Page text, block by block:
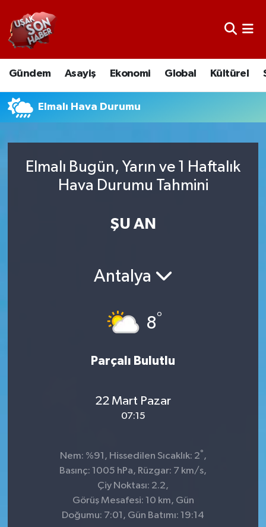
Gündem Asayiş Ekonomi Global Kültürel
Elmalı Hava Durumu
Elmalı Bugün, Yarın ve 1 Haftalık
Hava Durumu Tahmini
ŞU AN
Antalya
8°
Parçalı Bulutlu
22 Mart Pazar
07:15
Nem: %91, Hissedilen Sıcaklık: 2° ,
Basınç: 1005 hPa, Rüzgar: 7 km/s,
Çiy Noktası: 2.2,
Görüş Mesafesi: 10 km, Gün
Doğumu: 7:01, Gün Batımı: 19:14
Uşak Nöbetçi Eczaneler
Uşak Hava Durumu
Uşak Namaz Vakitleri
Süper Lig Puan Durumu ve Fikstür
Son Dakika Haberleri